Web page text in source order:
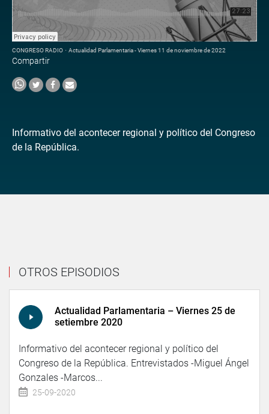
CONGRESO RADIO · Actualidad Parlamentaria - Viernes 11 de noviembre de 2022
Compartir
Informativo del acontecer regional y político del Congreso
de la República.
OTROS EPISODIOS
Actualidad Parlamentaria – Viernes 25 de
setiembre 2020
Informativo del acontecer regional y político del
Congreso de la República. Entrevistados -Miguel Ángel
Gonzales -Marcos...
25-09-2020